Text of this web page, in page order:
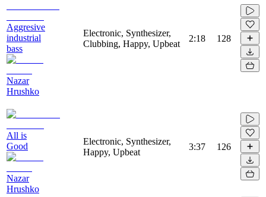
Aggresive
industrial
bass
Nazar
Hrushko
Electronic, Synthesizer,
Clubbing, Happy, Upbeat
2:18 128
All is
Good
Nazar
Hrushko
Electronic, Synthesizer,
Happy, Upbeat
3:37 126